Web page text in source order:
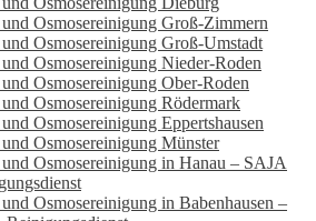
Osmosereinigung Groß-Zimmern
Osmosereinigung Groß-Umstadt
Osmosereinigung Nieder-Roden
Osmosereinigung Ober-Roden
Osmosereinigung Rödermark
Osmosereinigung Eppertshausen
Osmosereinigung Münster
Osmosereinigung in Hanau – SAJA
Osmosereinigung in Babenhausen –